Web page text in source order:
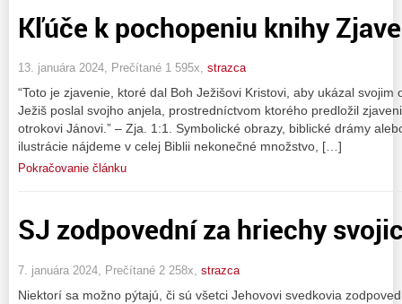
Kľúče k pochopeniu knihy
13. januára 2024, Prečítané 1 595x, strazca
“Toto je zjavenie, ktoré dal Boh Ježišovi Kristovi, aby ukázal
Ježiš poslal svojho anjela, prostredníctvom ktorého predložil
otrokovi Jánovi.” – Zja. 1:1. Symbolické obrazy, biblické drámy
ilustrácie nájdeme v celej Biblii nekonečné množstvo, […]
Pokračovanie článku
SJ zodpovední za hriechy
7. januára 2024, Prečítané 2 258x, strazca
Niektorí sa možno pýtajú, či sú všetci Jehovovi svedkovia